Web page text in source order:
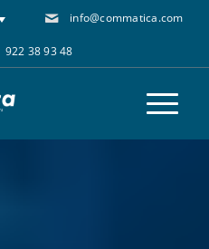
info@commatica.com
922 38 93 48